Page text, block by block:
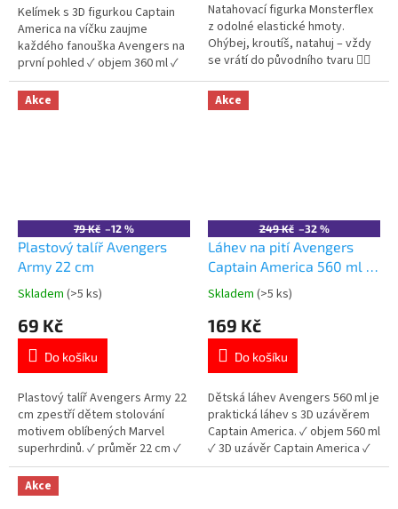
5
hvězdiček.
Kelímek s 3D figurkou Captain
America na víčku zaujme
každého fanouška Avengers na
první pohled ✓ objem 360 ml ✓
3D figurka na víčku ✓
integrované brčko ✓ oficiální
licence Marvel 👉 Více produktů
5
hvězdiček.
Natahovací figurka Monsterflex
z odolné elastické hmoty.
Ohýbej, kroutíš, natahuj – vždy
se vrátí do původního tvaru 🦸‍♂️
Více produktů s
motivem 👉 AVENGERS
Akce
79 Kč –12 %
Plastový talíř Avengers
Army 22 cm
Průměrné
produktu
5,0
5
hvězdiček.
Skladem (>5 ks)
69 Kč
Do košíku
Plastový talíř Avengers Army 22
cm zpestří dětem stolování
motivem oblíbených Marvel
superhrdinů. ✓ průměr 22 cm ✓
lehký a odolný plast ✓ BPA free
materiál ✓ licencovaný motiv
Avengers 👉 Více produktů
Akce
249 Kč –32 %
Láhev na pití Avengers
Captain America 560 ml –
3D uzávěr
Průměrné
produktu
5,0
5
hvězdiček.
Skladem (>5 ks)
169 Kč
Do košíku
Dětská láhev Avengers 560 ml je
praktická láhev s 3D uzávěrem
Captain America. ✓ objem 560 ml
✓ 3D uzávěr Captain America ✓
bez BPA ✓ licencovaný motiv
Akce